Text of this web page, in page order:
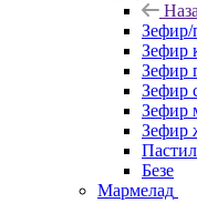
Зефир/
Зефир
Зефир
Зефир
Зефир
Зефир
Безе
Мармелад